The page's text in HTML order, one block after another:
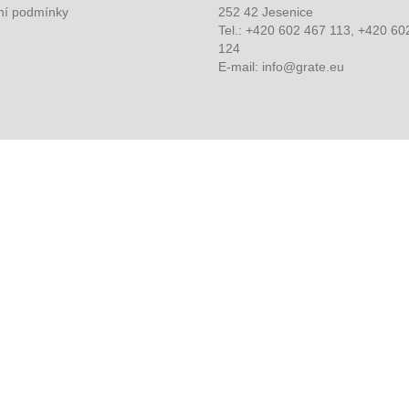
podmínky
252 42 Jesenice
Tel.: +420 602 467 113, +420
124
E-mail: info@grate.eu